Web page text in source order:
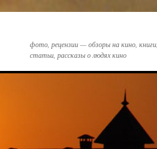
фото, рецензии — обзоры на кино, книги,
статьи, рассказы о людях кино